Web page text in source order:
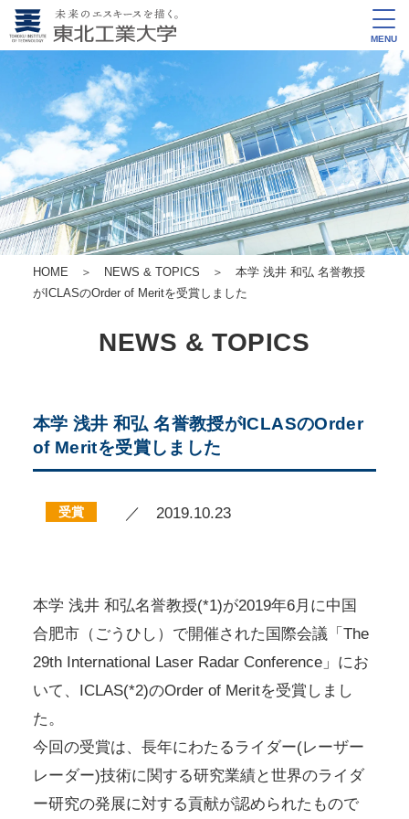
MENU
HOME ＞ NEWS & TOPICS ＞ 本学 浅井 和弘 名誉教授
がICLASのOrder of Meritを受賞しました
NEWS & TOPICS
本学 浅井 和弘 名誉教授がICLASのOrder
of Meritを受賞しました
受賞 ／ 2019.10.23
本学 浅井 和弘名誉教授(*1)が2019年6月に中国
合肥市（ごうひし）で開催された国際会議「The
29th International Laser Radar Conference」にお
いて、ICLAS(*2)のOrder of Meritを受賞しまし
た。
今回の受賞は、長年にわたるライダー(レーザー
レーダー)技術に関する研究業績と世界のライダ
ー研究の発展に対する貢献が認められたもので